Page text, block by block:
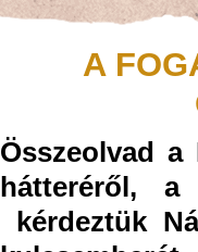
A
Összeolvad
hátteréről,
kérdeztük